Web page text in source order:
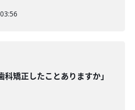
科矯正したことありますか」